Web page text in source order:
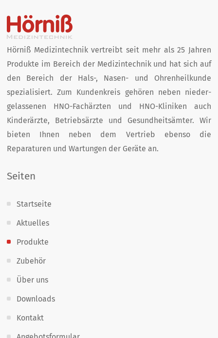
Hörniß Medizintechnik vertreibt seit mehr als 25 Jahren
Produkte im Bereich der Medizin­technik und hat sich auf
den Bereich der Hals-, Nasen- und Ohren­heil­kunde
spezialisiert. Zum Kunden­kreis­ gehören neben nieder­
gelassenen HNO-Fachärzten und HNO-Kliniken auch
Kinder­ärzte, Betriebs­ärzte und Gesund­heits­ämter. Wir
bieten Ihnen neben dem Vertrieb ebenso die
Reparaturen und Wartungen der Geräte an.
Seiten
Startseite
Aktuelles
Produkte
Zubehör
Über uns
Downloads
Kontakt